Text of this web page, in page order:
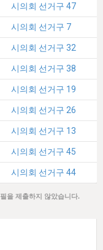
시의회 선거구 47
시의회 선거구 7
시의회 선거구 32
시의회 선거구 38
시의회 선거구 19
시의회 선거구 26
시의회 선거구 13
시의회 선거구 45
시의회 선거구 44
을 제출하지 않았습니다.